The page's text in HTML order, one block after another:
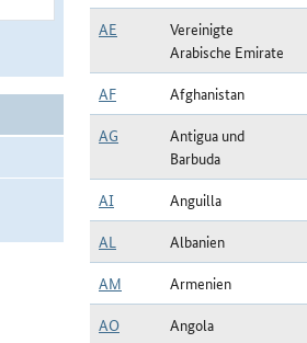
AE
Vereinigte
Arabische Emirate
AF Afghanistan
AG
Antigua und
Barbuda
AI
Anguilla
AL
Albanien
AM
Armenien
AO
Angola